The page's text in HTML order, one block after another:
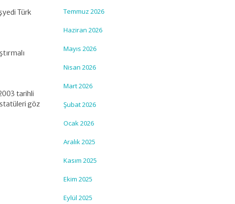
Türk
tarihli
göz
Temmuz 2026
Haziran 2026
Mayıs 2026
Nisan 2026
Mart 2026
Şubat 2026
Ocak 2026
Aralık 2025
Kasım 2025
Ekim 2025
Eylül 2025